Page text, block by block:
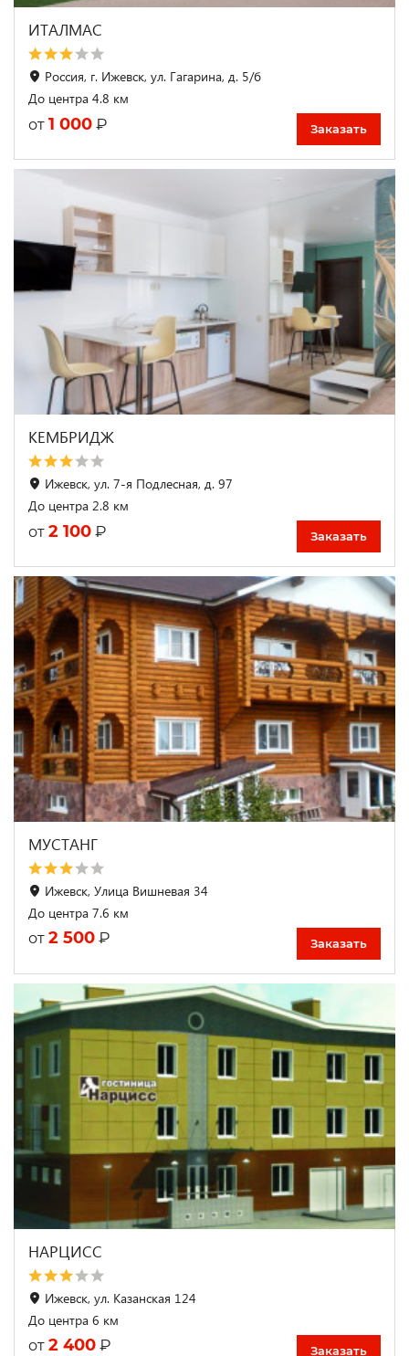
ИТАЛМАС
Россия, г. Ижевск, ул. Гагарина, д. 5/б
До центра 4.8 км
от 1 000 ₽ Заказать
КЕМБРИДЖ
Ижевск, ул. 7-я Подлесная, д. 97
До центра 2.8 км
от 2 100 ₽ Заказать
МУСТАНГ
Ижевск, Улица Вишневая 34
До центра 7.6 км
от 2 500 ₽ Заказать
НАРЦИСС
Ижевск, ул. Казанская 124
До центра 6 км
от 2 400 ₽ Заказать